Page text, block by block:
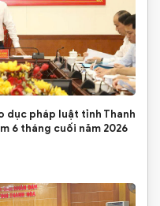
dục pháp luật tỉnh Thanh
6 tháng cuối năm 2026